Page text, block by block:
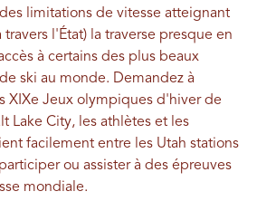
limitations de vitesse atteignant
l'État) la traverse presque en
à certains des plus beaux
ski au monde. Demandez à
XIXe Jeux olympiques d'hiver de
Lake City, les athlètes et les
facilement entre les Utah stations
ou assister à des épreuves
mondiale.